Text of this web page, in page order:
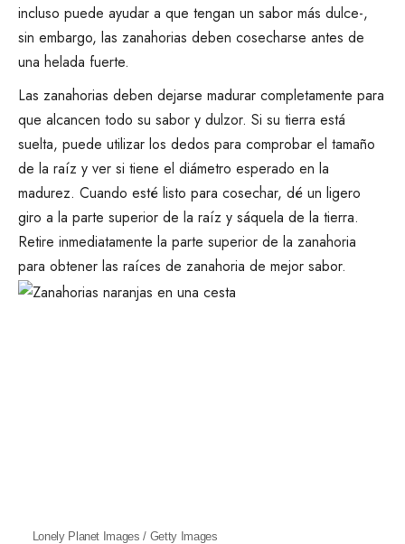
incluso puede ayudar a que tengan un sabor más dulce-,
sin embargo, las zanahorias deben cosecharse antes de
una helada fuerte.
Las zanahorias deben dejarse madurar completamente para
que alcancen todo su sabor y dulzor. Si su tierra está
suelta, puede utilizar los dedos para comprobar el tamaño
de la raíz y ver si tiene el diámetro esperado en la
madurez. Cuando esté listo para cosechar, dé un ligero
giro a la parte superior de la raíz y sáquela de la tierra.
Retire inmediatamente la parte superior de la zanahoria
para obtener las raíces de zanahoria de mejor sabor.
Lonely Planet Images / Getty Images